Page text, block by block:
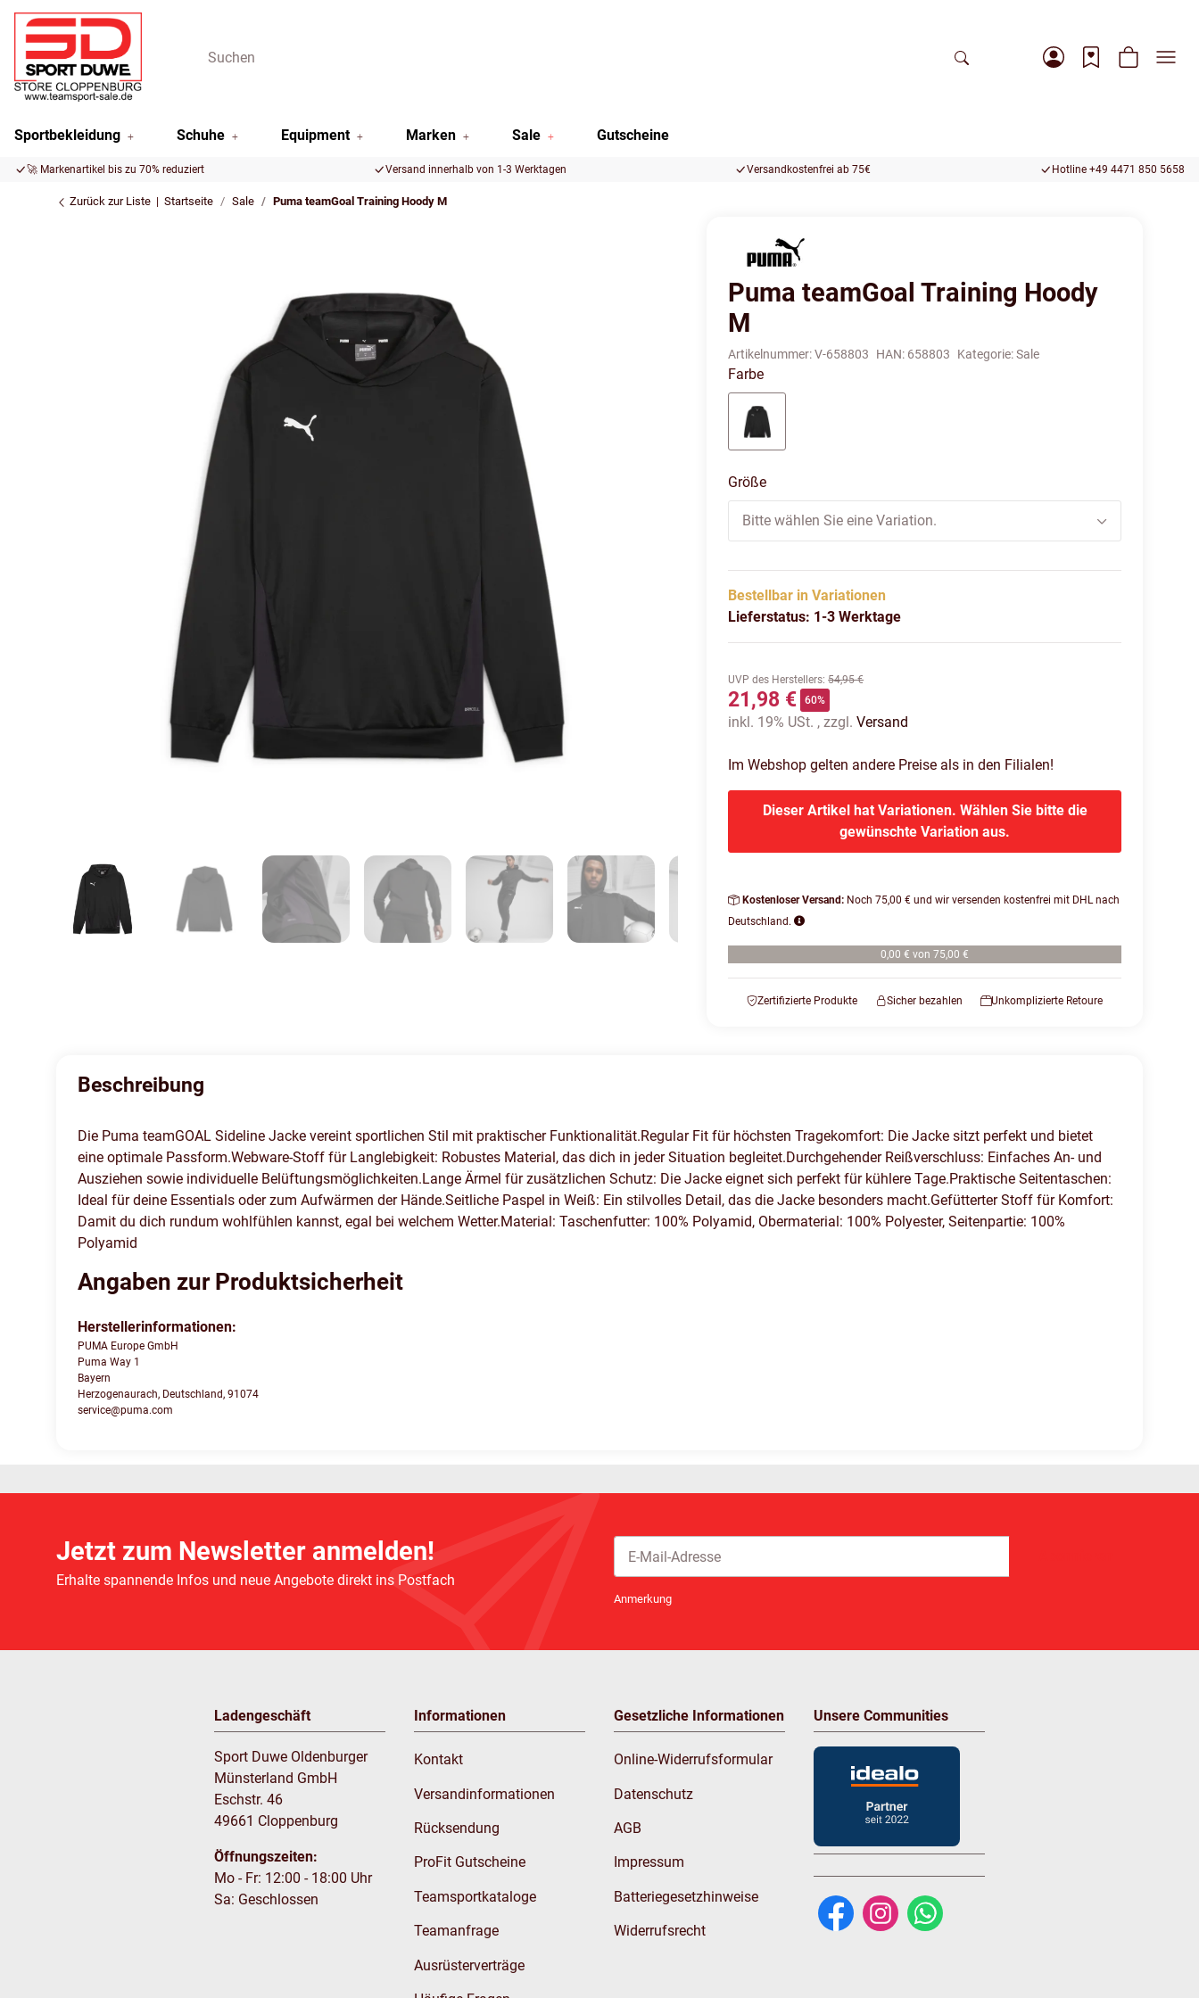
Sportbekleidung Schuhe Equipment Marken Sale Gutscheine
🚀 Markenartikel bis zu 70% reduziert Versand innerhalb von 1-3 Werktagen Versandkostenfrei ab 75€ Hotline +49 4471 850 5658
Zurück zur Liste Startseite Sale Puma teamGoal Training Hoody M
Puma teamGoal Training Hoody
M
Artikelnummer:V-658803 HAN: 658803 Kategorie:Sale
Farbe
Größe
Bitte wählen Sie eine Variation.
Bestellbar in Variationen
Lieferstatus: 1-3 Werktage
UVP des Herstellers:54,95 €
21,98 € 60%
inkl. 19% USt. , zzgl.Versand
Im Webshop gelten andere Preise als in den Filialen!
Dieser Artikel hat Variationen. Wählen Sie bitte die
gewünschte Variation aus.
Kostenloser Versand: Noch 75,00 € und wir versenden kostenfrei mit DHL nach
Deutschland.
0,00 € von 75,00 €
Zertifizierte Produkte Sicher bezahlen Unkomplizierte Retoure
Beschreibung
Die Puma teamGOAL Sideline Jacke vereint sportlichen Stil mit praktischer Funktionalität.Regular Fit für höchsten Tragekomfort: Die Jacke sitzt perfekt und bietet
eine optimale Passform.Webware-Stoff für Langlebigkeit: Robustes Material, das dich in jeder Situation begleitet.Durchgehender Reißverschluss: Einfaches An- und
Ausziehen sowie individuelle Belüftungsmöglichkeiten.Lange Ärmel für zusätzlichen Schutz: Die Jacke eignet sich perfekt für kühlere Tage.Praktische Seitentaschen:
Ideal für deine Essentials oder zum Aufwärmen der Hände.Seitliche Paspel in Weiß: Ein stilvolles Detail, das die Jacke besonders macht.Gefütterter Stoff für Komfort:
Damit du dich rundum wohlfühlen kannst, egal bei welchem Wetter.Material: Taschenfutter: 100% Polyamid, Obermaterial: 100% Polyester, Seitenpartie: 100%
Polyamid
Angaben zur Produktsicherheit
Herstellerinformationen:
PUMA Europe GmbH
Puma Way 1
Bayern
Herzogenaurach, Deutschland, 91074
service@puma.com
Jetzt zum Newsletter anmelden!
Erhalte spannende Infos und neue Angebote direkt ins Postfach
Anmerkung
Ladengeschäft
Sport Duwe Oldenburger
Münsterland GmbH
Eschstr. 46
49661 Cloppenburg
Öffnungszeiten:
Mo - Fr: 12:00 - 18:00 Uhr
Sa: Geschlossen
Informationen
Kontakt
Versandinformationen
Rücksendung
ProFit Gutscheine
Teamsportkataloge
Teamanfrage
Ausrüsterverträge
Gesetzliche Informationen
Online-Widerrufsformular
Datenschutz
AGB
Impressum
Batteriegesetzhinweise
Widerrufsrecht
Unsere Communities